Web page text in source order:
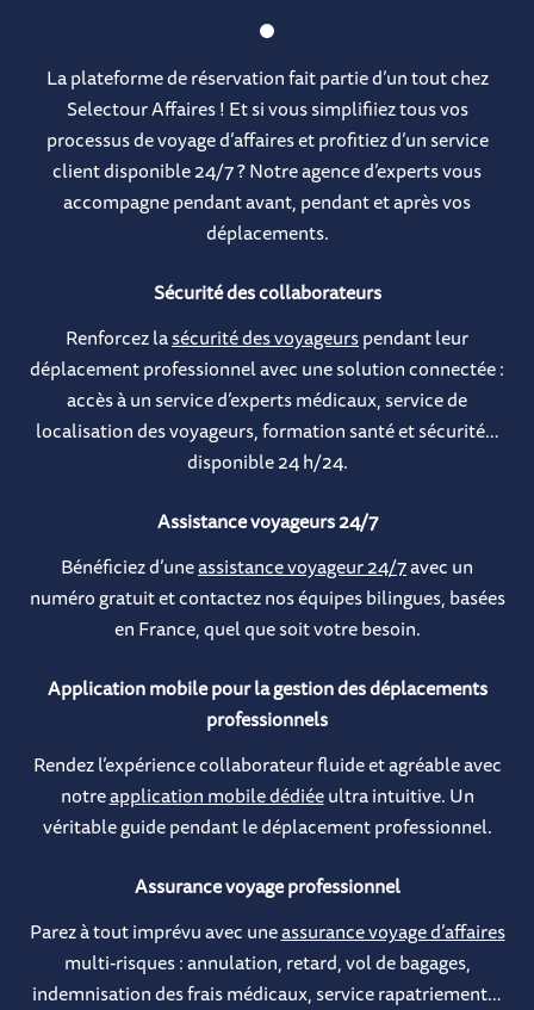
La plateforme de réservation fait partie d’un tout chez
Selectour Affaires ! Et si vous simplifiiez tous vos
processus de voyage d’affaires et profitiez d’un service
client disponible 24/7 ? Notre agence d’experts vous
accompagne pendant avant, pendant et après vos
déplacements.
Sécurité des collaborateurs
Renforcez lasécurité des voyageurspendant leur
déplacement professionnel avec une solution connectée :
accès à un service d’experts médicaux, service de
localisation des voyageurs, formation santé et sécurité…
disponible 24 h/24.
Assistance voyageurs 24/7
Bénéficiez d’uneassistance voyageur 24/7avec un
numéro gratuit et contactez nos équipes bilingues, basées
en France, quel que soit votre besoin.
Application mobile pour la gestion des déplacements
professionnels
Rendez l’expérience collaborateur fluide et agréable avec
notreapplication mobile dédiéeultra intuitive. Un
véritable guide pendant le déplacement professionnel.
Assurance voyage professionnel
Parez à tout imprévu avec uneassurance voyage d’affaires
multi-risques : annulation, retard, vol de bagages,
indemnisation des frais médicaux, service rapatriement…